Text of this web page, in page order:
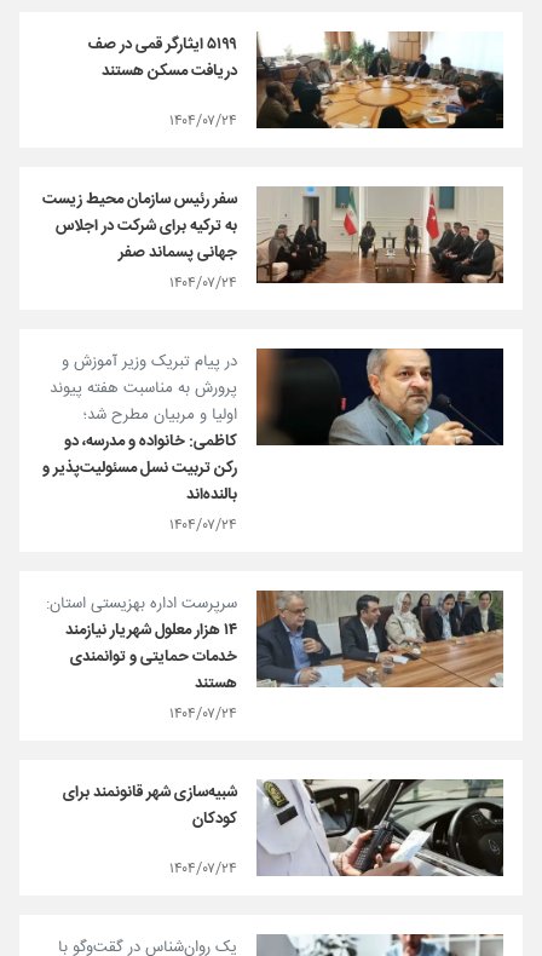
۵۱۹۹ ایثارگر قمی در صف
دریافت مسکن هستند
۱۴۰۴/۰۷/۲۴
سفر رئیس سازمان محیط زیست
به ترکیه برای شرکت در اجلاس
جهانی پسماند صفر
۱۴۰۴/۰۷/۲۴
در پیام تبریک وزیر آموزش و
پرورش به مناسبت هفته پیوند
اولیا و مربیان مطرح شد؛
کاظمی: خانواده و مدرسه، دو
رکن تربیت نسل مسئولیت‌پذیر و
بالنده‌اند
۱۴۰۴/۰۷/۲۴
سرپرست اداره بهزیستی استان:
۱۴ هزار معلول شهریار نیازمند
خدمات حمایتی و توانمندی‌
هستند
۱۴۰۴/۰۷/۲۴
شبیه‌سازی شهر قانونمند برای
کودکان
۱۴۰۴/۰۷/۲۴
یک روان‌شناس در گقت‌وگو با